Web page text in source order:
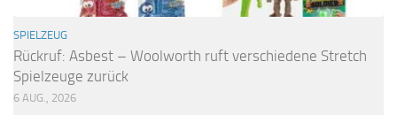
SPIELZEUG
Rückruf: Asbest – Woolworth ruft verschiedene Stretch
Spielzeuge zurück
6 AUG., 2026